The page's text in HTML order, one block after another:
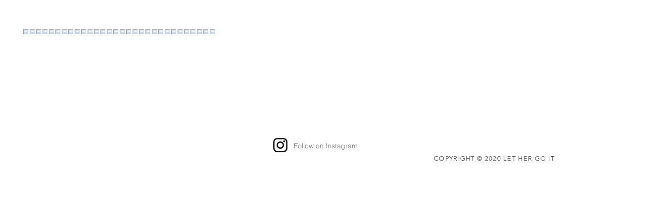
Follow on Instagram
COPYRIGHT © 2020 LET HER GO IT